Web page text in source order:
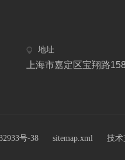
地址
上海市嘉定区宝翔路
号-38 sitemap.xml 技术